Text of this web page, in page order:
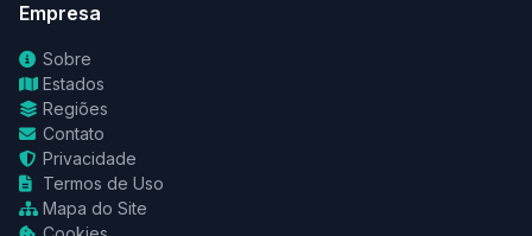
Empresa
Sobre
Estados
Regiões
Contato
Privacidade
Termos de Uso
Mapa do Site